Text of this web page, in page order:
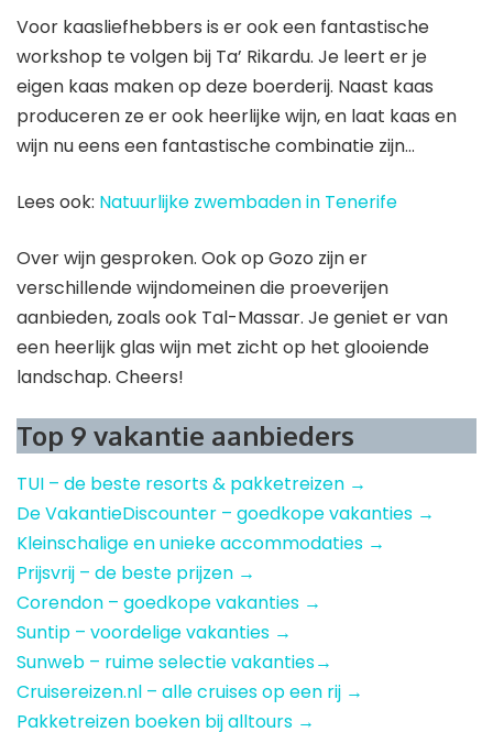
Voor kaasliefhebbers is er ook een fantastische
workshop te volgen bij Ta’ Rikardu. Je leert er je
eigen kaas maken op deze boerderij. Naast kaas
produceren ze er ook heerlijke wijn, en laat kaas en
wijn nu eens een fantastische combinatie zijn…
Lees ook: Natuurlijke zwembaden in Tenerife
Over wijn gesproken. Ook op Gozo zijn er
verschillende wijndomeinen die proeverijen
aanbieden, zoals ook Tal-Massar. Je geniet er van
een heerlijk glas wijn met zicht op het glooiende
landschap. Cheers!
Top 9 vakantie aanbieders
TUI – de beste resorts & pakketreizen →
De VakantieDiscounter – goedkope vakanties →
Kleinschalige en unieke accommodaties →
Prijsvrij – de beste prijzen →
Corendon – goedkope vakanties →
Suntip – voordelige vakanties →
Sunweb – ruime selectie vakanties→
Cruisereizen.nl – alle cruises op een rij →
Pakketreizen boeken bij alltours →